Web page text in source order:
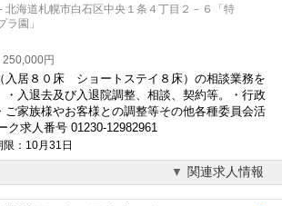
海道札幌市白石区中央１条４丁目２－６「特
園」
250,000円
入居８０床 ショートステイ８床）の相談業務を
・入退去及び入退院調整、相談、契約等。・行政
ご家族様やお客様との調整等その他各種委員会活
求人番号 01230-12982961
：10月31日
関連求人情報